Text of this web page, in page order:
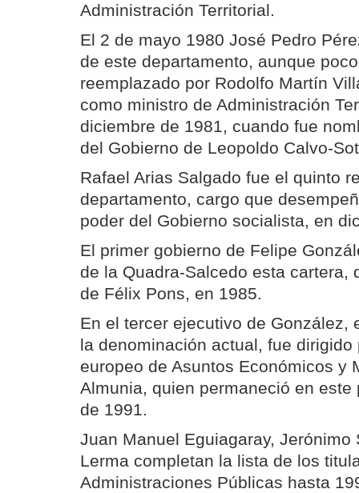
Administración Territorial.
El 2 de mayo 1980 José Pedro
de este departamento, aunque
reemplazado por Rodolfo Martín
como ministro de Administración
diciembre de 1981, cuando fue
del Gobierno de Leopoldo Calvo-
Rafael Arias Salgado fue el quinto
departamento, cargo que
poder del Gobierno socialista, en
El primer gobierno de Felipe
de la Quadra-Salcedo esta cartera,
de Félix Pons, en 1985.
En el tercer ejecutivo de González,
la denominación actual, fue
europeo de Asuntos Económicos y
Almunia, quien permaneció en este
de 1991.
Juan Manuel Eguiagaray, Jerónimo
Lerma completan la lista de los
Administraciones Públicas hasta